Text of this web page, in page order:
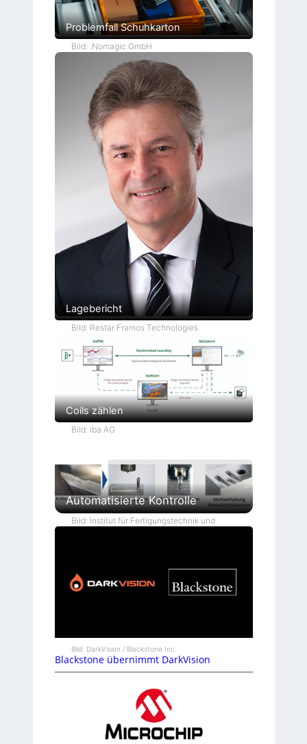
Problemfall Schuhkarton
Bild: .Nomagic GmbH
Lagebericht
Bild: Restar Framos Technologies
Coils zählen
Bild: iba AG
Automatisierte Kontrolle
Bild: Institut für Fertigungstechnik und
Bild: DarkVision / Blackstone Inc.
Blackstone übernimmt DarkVision